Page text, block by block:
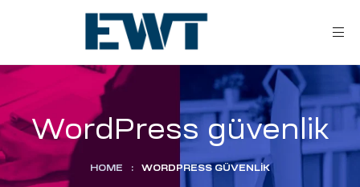
WordPress güvenlik
HOME : WORDPRESS GÜVENLIK